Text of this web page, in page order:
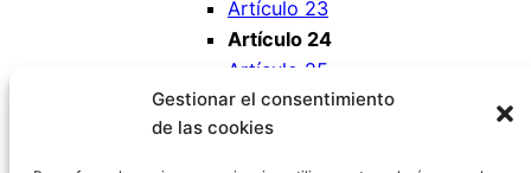
Gestionar el consentimiento
de las cookies
Artículo 23
Artículo 24
Artículo 25
Artículo 26
Artículo 27